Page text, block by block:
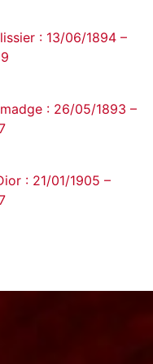
: 13/06/1894 –
: 26/05/1893 –
: 21/01/1905 –